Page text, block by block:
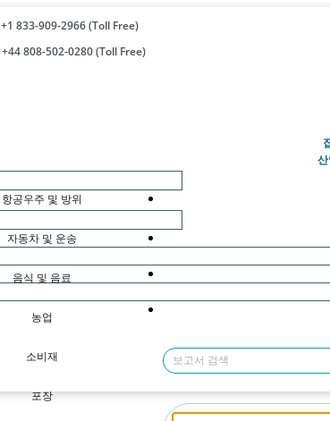
+1 833-909-2966 (Toll Free)
+44 808-502-0280 (Toll Free)
항공우주 및 방위
자동차 및 운송
음식 및 음료
농업
소비재
포장